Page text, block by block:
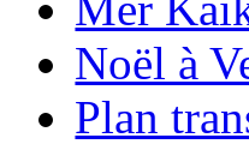
Noël à
Plan